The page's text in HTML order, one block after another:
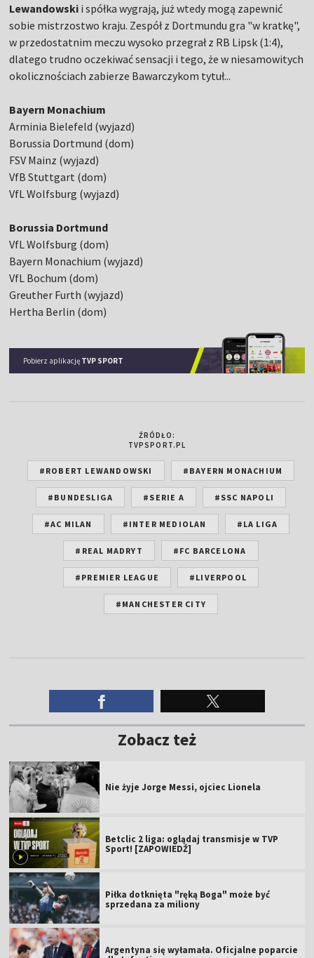
Lewandowski i spółka wygrają, już wtedy mogą zapewnić
sobie mistrzostwo kraju. Zespół z Dortmundu gra "w kratkę",
w przedostatnim meczu wysoko przegrał z RB Lipsk (1:4),
dlatego trudno oczekiwać sensacji i tego, że w niesamowitych
okolicznościach zabierze Bawarczykom tytuł...
Bayern Monachium
Arminia Bielefeld (wyjazd)
Borussia Dortmund (dom)
FSV Mainz (wyjazd)
VfB Stuttgart (dom)
VfL Wolfsburg (wyjazd)
Borussia Dortmund
VfL Wolfsburg (dom)
Bayern Monachium (wyjazd)
VfL Bochum (dom)
Greuther Furth (wyjazd)
Hertha Berlin (dom)
Pobierz aplikację TVP SPORT
ŹRÓDŁO:
TVPSPORT.PL
#ROBERT LEWANDOWSKI #BAYERN MONACHIUM
#BUNDESLIGA #SERIE A #SSC NAPOLI
#AC MILAN #INTER MEDIOLAN #LA LIGA
#REAL MADRYT #FC BARCELONA
#PREMIER LEAGUE #LIVERPOOL
#MANCHESTER CITY
Zobacz też
Nie żyje Jorge Messi, ojciec Lionela
Betclic 2 liga: oglądaj transmisje w TVP
Sport! [ZAPOWIEDŹ]
Piłka dotknięta "ręką Boga" może być
sprzedana za miliony
Argentyna się wyłamała. Oficjalne poparcie